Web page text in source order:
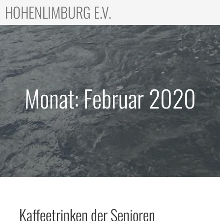
HOHENLIMBURG E.V.
Monat: Februar 2020
Kaffeetrinken der Senioren